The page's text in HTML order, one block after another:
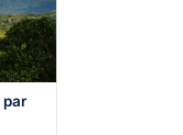
par